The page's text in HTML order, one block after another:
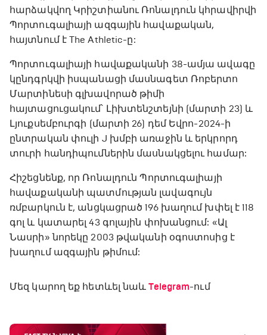
հարձակվող Կրիշտիանու Ռոնալդուն կհրավիրվի
Պորտուգալիայի ազգային հավաքական,
հայտնում է The Athletic-ը:
Պորտուգալիայի հավաքականի 38-ամյա ավագը
կընդգրկվի իսպանացի մասնագետ Ռոբերտո
Մարտինեսի գլխավորած թիմի
հայտացուցակում՝ Լիխտենշտեյնի (մարտի 23) ​​և
Լյուքսեմբուրգի (մարտի 26) դեմ Եվրո-2024-ի
ընտրական փուլի J խմբի առաջին և երկրորդ
տուրի հանդիպումներին մասնակցելու համար:
Հիշեցնենք, որ Ռոնալդուն Պորտուգալիայի
հավաքականի պատմության լավագույն
ռմբարկուն է, անցկացրած 196 խաղում խփել է 118
գոլ և կատարել 43 գոլային փոխանցում: «Ալ
Նասրի» նորեկը 2003 թվականի օգոստոսից է
խաղում ազգային թիմում:
Մեզ կարող եք հետևել նաև Telegram-ում